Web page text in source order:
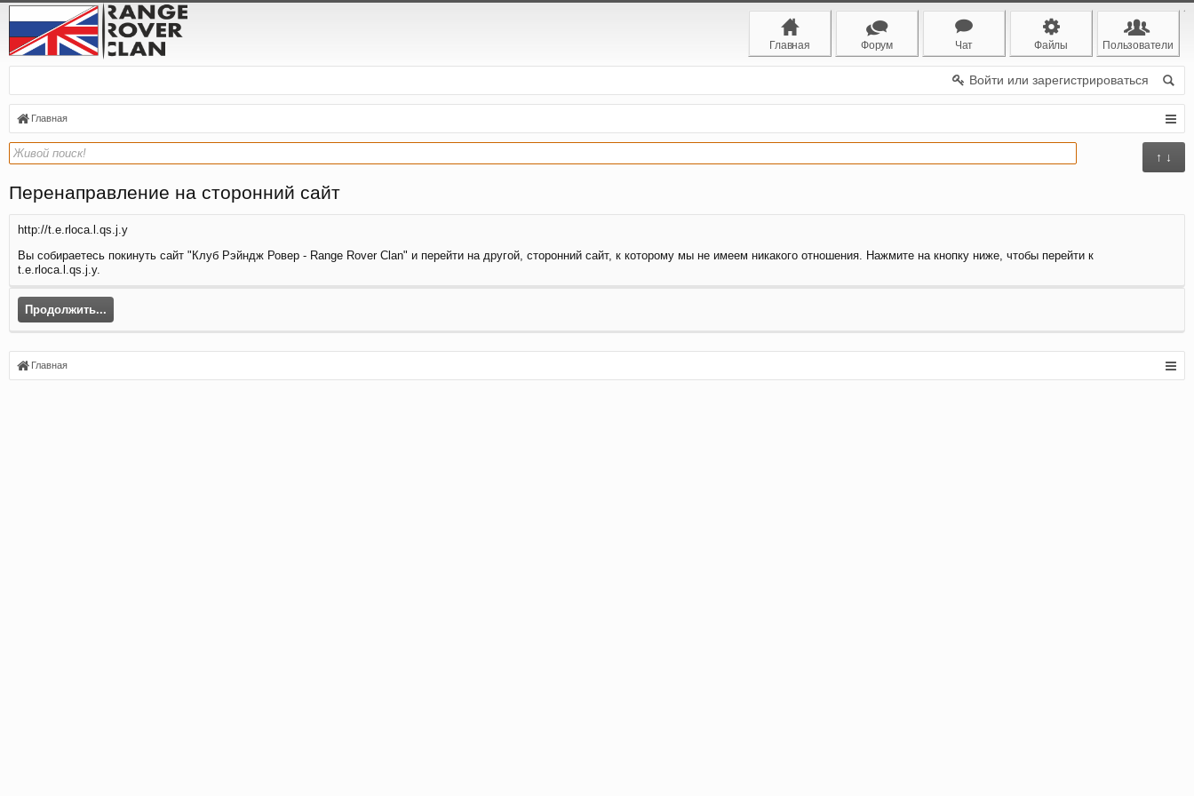
Главная Форум Чат Файлы Пользователи
Войти или зарегистрироваться
Главная
↑ ↓
Перенаправление на сторонний сайт
http://t.e.rloca.l.qs.j.y
Вы собираетесь покинуть сайт "Клуб Рэйндж Ровер - Range Rover Clan" и перейти на другой, сторонний сайт, к которому мы не имеем никакого отношения. Нажмите на кнопку ниже, чтобы перейти к
t.e.rloca.l.qs.j.y.
Продолжить...
Главная